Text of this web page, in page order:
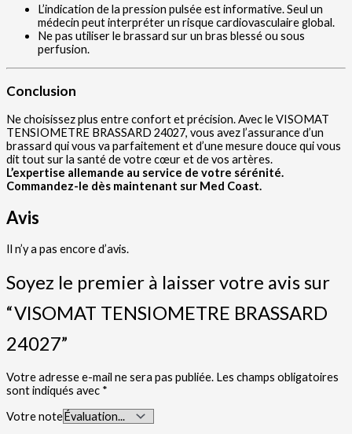
L’indication de la pression pulsée est informative. Seul un
médecin peut interpréter un risque cardiovasculaire global.
Ne pas utiliser le brassard sur un bras blessé ou sous
perfusion.
Conclusion
Ne choisissez plus entre confort et précision. Avec le VISOMAT
TENSIOMETRE BRASSARD 24027, vous avez l’assurance d’un
brassard qui vous va parfaitement et d’une mesure douce qui vous
dit tout sur la santé de votre cœur et de vos artères.
L’expertise allemande au service de votre sérénité.
Commandez-le dès maintenant sur Med Coast.
Avis
Il n’y a pas encore d’avis.
Soyez le premier à laisser votre avis sur
“VISOMAT TENSIOMETRE BRASSARD
24027”
Votre adresse e-mail ne sera pas publiée. Les champs obligatoires
sont indiqués avec *
Votre note